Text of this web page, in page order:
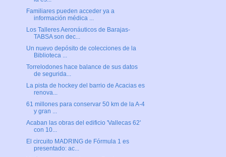
Familiares pueden acceder ya a
información médica ...
Los Talleres Aeronáuticos de Barajas-
TABSA son dec...
Un nuevo depósito de colecciones de la
Biblioteca ...
Torrelodones hace balance de sus datos
de segurida...
La pista de hockey del barrio de Acacias es
renova...
61 millones para conservar 50 km de la A-4
y gran ...
Acaban las obras del edificio 'Vallecas 62'
con 10...
El circuito MADRING de Fórmula 1 es
presentado: ac...